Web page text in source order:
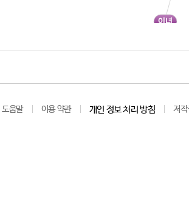
이녀
도움말 이용 약관 개인 정보 처리 방침 저